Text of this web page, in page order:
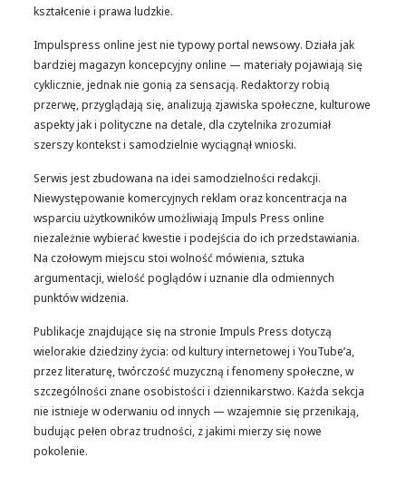
kształcenie i prawa ludzkie.
Impulspress online jest nie typowy portal newsowy. Działa jak
bardziej magazyn koncepcyjny online — materiały pojawiają się
cyklicznie, jednak nie gonią za sensacją. Redaktorzy robią
przerwę, przyglądają się, analizują zjawiska społeczne, kulturowe
aspekty jak i polityczne na detale, dla czytelnika zrozumiał
szerszy kontekst i samodzielnie wyciągnął wnioski.
Serwis jest zbudowana na idei samodzielności redakcji.
Niewystępowanie komercyjnych reklam oraz koncentracja na
wsparciu użytkowników umożliwiają Impuls Press online
niezależnie wybierać kwestie i podejścia do ich przedstawiania.
Na czołowym miejscu stoi wolność mówienia, sztuka
argumentacji, wielość poglądów i uznanie dla odmiennych
punktów widzenia.
Publikacje znajdujące się na stronie Impuls Press dotyczą
wielorakie dziedziny życia: od kultury internetowej i YouTube’a,
przez literaturę, twórczość muzyczną i fenomeny społeczne, w
szczególności znane osobistości i dziennikarstwo. Każda sekcja
nie istnieje w oderwaniu od innych — wzajemnie się przenikają,
budując pełen obraz trudności, z jakimi mierzy się nowe
pokolenie.